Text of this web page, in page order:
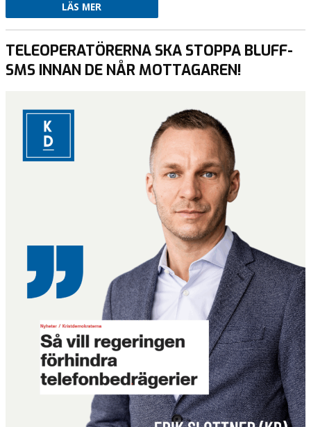
LÄS MER
TELEOPERATÖRERNA SKA STOPPA BLUFF-
SMS INNAN DE NÅR MOTTAGAREN!